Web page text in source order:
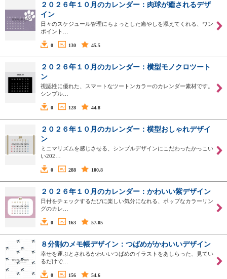
２０２６年１０月のカレンダー：肉球が癒されるデザ
イン
日々のスケジュール管理にちょっとした癒やしを添えてくれる、ワン
ポイント…
0 130 45.5
２０２６年１０月のカレンダー：横型モノクロツート
ン
視認性に優れた、スマートなツートンカラーのカレンダー素材です。
シンプル…
0 128 44.8
２０２６年１０月のカレンダー：横型おしゃれデザイ
ン
ミニマリズムを感じさせる、シンプルデザインにこだわったかっこい
い202…
0 288 100.8
２０２６年１０月のカレンダー：かわいい紫デザイン
日付をチェックするたびに楽しい気分になれる、ポップなカラーリン
グのカレ…
0 163 57.05
８分割のメモ帳デザイン：つばめがかわいいデザイン
幸せを運ぶとされるかわいいつばめのイラストをあしらった、見てい
るだけで…
0 156 54.6